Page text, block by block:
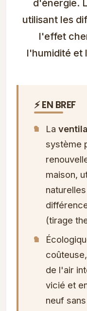
d'énergie.
utilisant les
l'effet
l'humidité et
⚡ EN BREF
■ La
système
maison,
(tirage
■
de l'air
vicié et
neuf